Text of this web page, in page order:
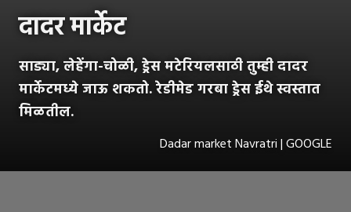
दादर मार्केट
साड्या, लेहेंगा-चोळी, ड्रेस मटेरियलसाठी तुम्ही दादर
मार्केटमध्ये जाऊ शकतो. रेडीमेड गरबा ड्रेस ईथे स्वस्तात
मिळतील.
Dadar market Navratri | GOOGLE